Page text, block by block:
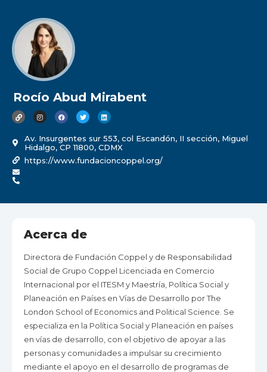
Rocío Abud Mirabent
Av. Insurgentes sur 553, col Escandón, II sección, Miguel
Hidalgo, CP 11800, CDMX
https://www.fundacioncoppel.org/
Acerca de
Directora de Fundación Coppel y de Responsabilidad
Social de Grupo Coppel Licenciada en Comercio
Internacional por el ITESM y Maestría, Política Social y
Planeación en Países en Vías de Desarrollo por The
London School of Economics and Political Science. Se
especializa en la Política Social y Planeación en países
en vías de desarrollo, con el objetivo de apoyar a las
personas y comunidades a impulsar su crecimiento
mediante el apoyo en el desarrollo de programas de